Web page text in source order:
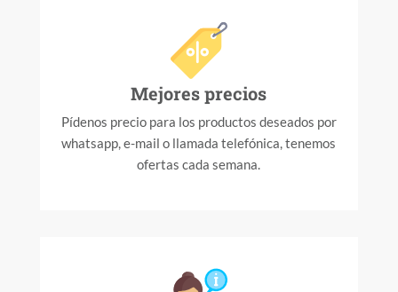
Mejores precios
Pídenos precio para los productos deseados por
whatsapp, e-mail o llamada telefónica, tenemos
ofertas cada semana.